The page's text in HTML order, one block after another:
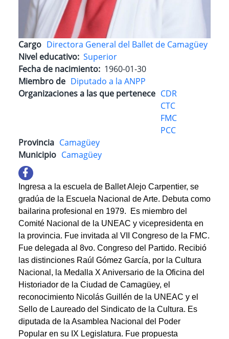
Cargo Directora General del Ballet de Camagüey
Nivel educativo Superior
Fecha de nacimiento 1960-01-30
Miembro de Diputado a la ANPP
Organizaciones a las que pertenece CDR
CTC
FMC
PCC
Provincia Camagüey
Municipio Camagüey
Ingresa a la escuela de Ballet Alejo Carpentier, se
gradúa de la Escuela Nacional de Arte. Debuta como
bailarina profesional en 1979. Es miembro del
Comité Nacional de la UNEAC y vicepresidenta en
la provincia. Fue invitada al VII Congreso de la FMC.
Fue delegada al 8vo. Congreso del Partido. Recibió
las distinciones Raúl Gómez García, por la Cultura
Nacional, la Medalla X Aniversario de la Oficina del
Historiador de la Ciudad de Camagüey, el
reconocimiento Nicolás Guillén de la UNEAC y el
Sello de Laureado del Sindicato de la Cultura. Es
diputada de la Asamblea Nacional del Poder
Popular en su IX Legislatura. Fue propuesta